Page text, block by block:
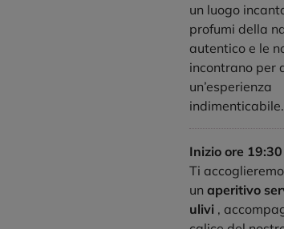
un luogo
profumi della
autentico e le
incontrano per
un’esperienza
indimenticabile.
Inizio ore 19:30
Ti
un aperitivo
ulivi ,